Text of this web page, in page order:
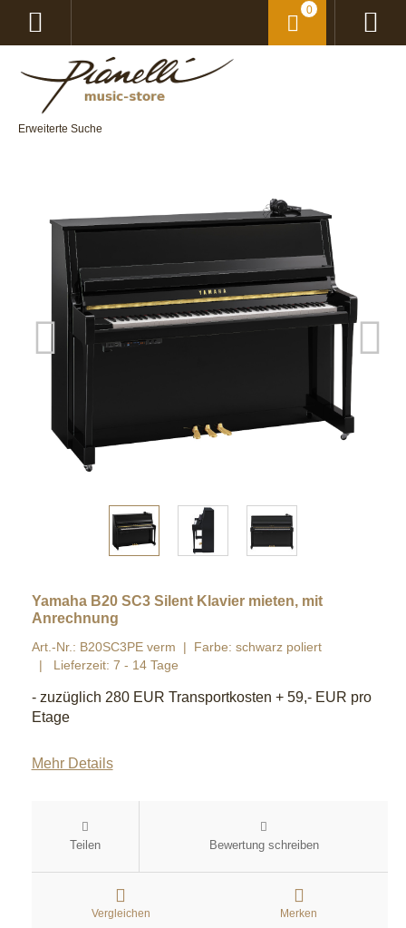
Erweiterte Suche
0
Yamaha B20 SC3 Silent Klavier mieten, mit
Anrechnung
Art.-Nr.: B20SC3PE verm
Farbe: schwarz poliert
Lieferzeit: 7 - 14 Tage
- zuzüglich 280 EUR Transportkosten + 59,- EUR pro
Etage
Mehr Details
Teilen Bewertung schreiben
Vergleichen Merken